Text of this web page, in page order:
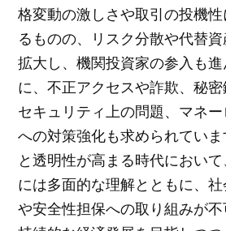
格変動の激しさや取引の投機
るものの、リスク分散や代替
拡大し、機関投資家の参入も
に、不正アクセスや詐欺、秘
セキュリティ上の問題、マネ
への対策強化も求められてい
と透明性が高まる時代におい
には多面的な理解とともに、
や安全性担保への取り組みが不